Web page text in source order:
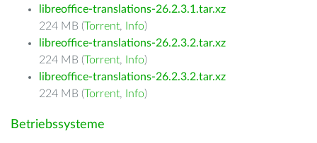
libreoffice-translations-26.2.3.1.tar.xz
224 MB (Torrent, Info)
libreoffice-translations-26.2.3.2.tar.xz
224 MB (Torrent, Info)
libreoffice-translations-26.2.3.2.tar.xz
224 MB (Torrent, Info)
Betriebssysteme